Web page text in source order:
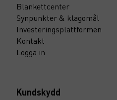
Blankettcenter
Synpunkter & klagomål
Investeringsplattformen
Kontakt
Logga in
Kundskydd